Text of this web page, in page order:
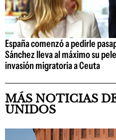
España comenzó a pedirle
Sánchez lleva al máximo su
invasión migratoria a Ceuta
MÁS NOTICIAS
UNIDOS